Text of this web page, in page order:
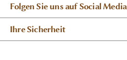
Folgen Sie uns auf Social Media
Ihre Sicherheit